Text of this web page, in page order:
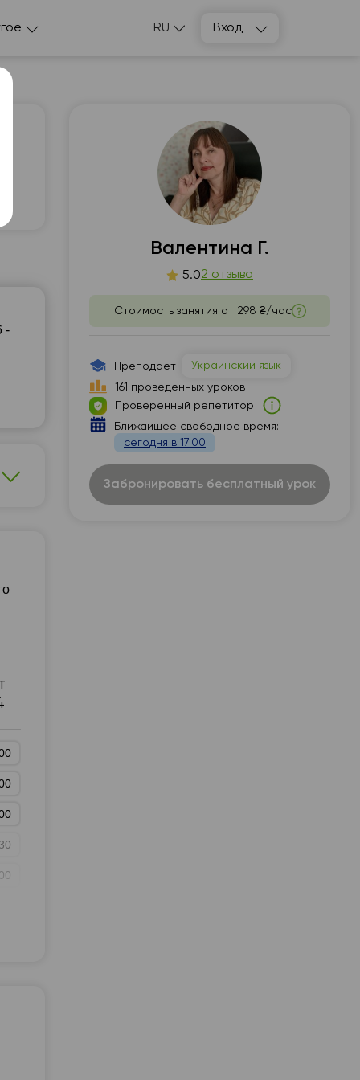
RU Вход
-
Валентина Г.
5.02 отзыва
Стоимость занятия от 298 ₴/час
Преподает
Украинский язык
161 проведенных уроков
Проверенный репетитор
Ближайшее свободное время:
сегодня в 17:00
Забронировать бесплатный урок
20:30
21:00